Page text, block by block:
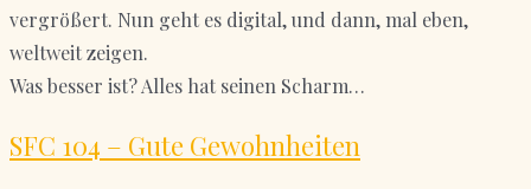
vergrößert. Nun geht es digital, und dann, mal eben,
weltweit zeigen.
Was besser ist? Alles hat seinen Scharm…
SFC 104 – Gute Gewohnheiten